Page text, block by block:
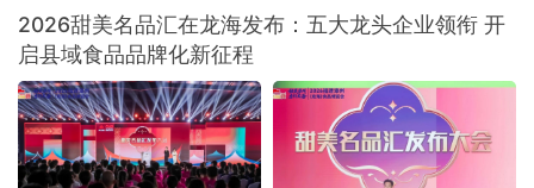
面积5万㎡，超1000家展商，预计吸引11万名
全球专业客
2026甜美名品汇在龙海发布：五大龙头企业领衔 开
启县域食品品牌化新征程